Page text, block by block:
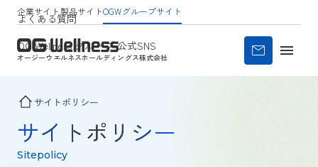
企業サイト製品サイトOGWグループサイト
オージーウエルネスホールディングス株式会社
よくある質問
OG Wellness グループ 公式SNS
サイトポリシー
サイトポリシー
Sitepolicy